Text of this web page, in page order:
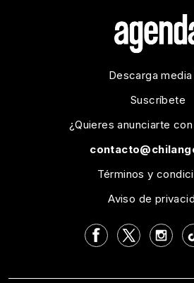
Descarga
Suscríbete
¿Quieres anunciarte
Términos y
Aviso de